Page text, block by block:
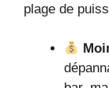
plage de